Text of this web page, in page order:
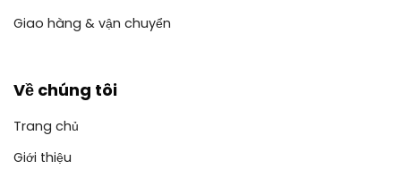
Giao hàng & vận chuyển
Về chúng tôi
Trang chủ
Giới thiệu